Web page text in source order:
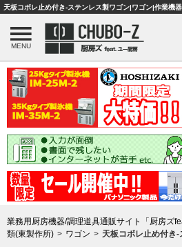
MENU
業務用厨房機器/調理道具通販サイト「厨房ズ
類(東製作所)
ワゴン 天板コボレ止め付き